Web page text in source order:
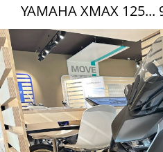
YAMAHA XMAX 125...